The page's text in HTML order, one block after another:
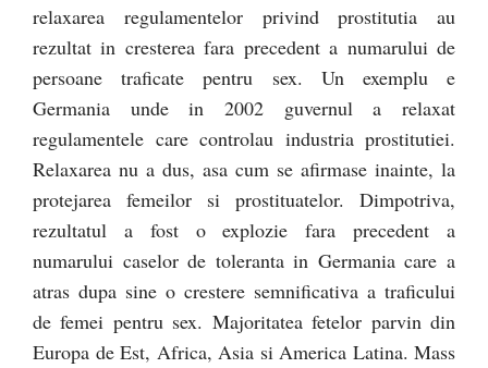
relaxarea regulamentelor privind prostitutia au
rezultat in cresterea fara precedent a numarului de
persoane traficate pentru sex. Un exemplu e
Germania unde in 2002 guvernul a relaxat
regulamentele care controlau industria prostitutiei.
Relaxarea nu a dus, asa cum se afirmase inainte, la
protejarea femeilor si prostituatelor. Dimpotriva,
rezultatul a fost o explozie fara precedent a
numarului caselor de toleranta in Germania care a
atras dupa sine o crestere semnificativa a traficului
de femei pentru sex. Majoritatea fetelor parvin din
Europa de Est, Africa, Asia si America Latina. Mass